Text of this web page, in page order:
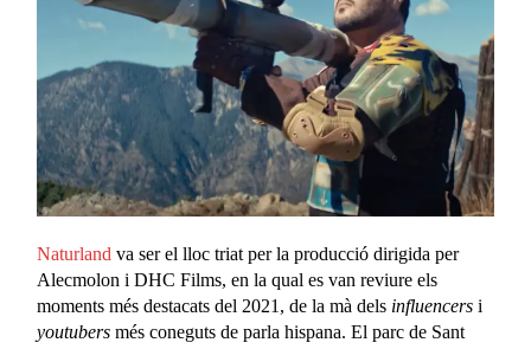
Naturland va ser el lloc triat per la producció dirigida per
Alecmolon i DHC Films, en la qual es van reviure els
moments més destacats del 2021, de la mà dels influencersi
youtubers més coneguts de parla hispana. El parc de Sant